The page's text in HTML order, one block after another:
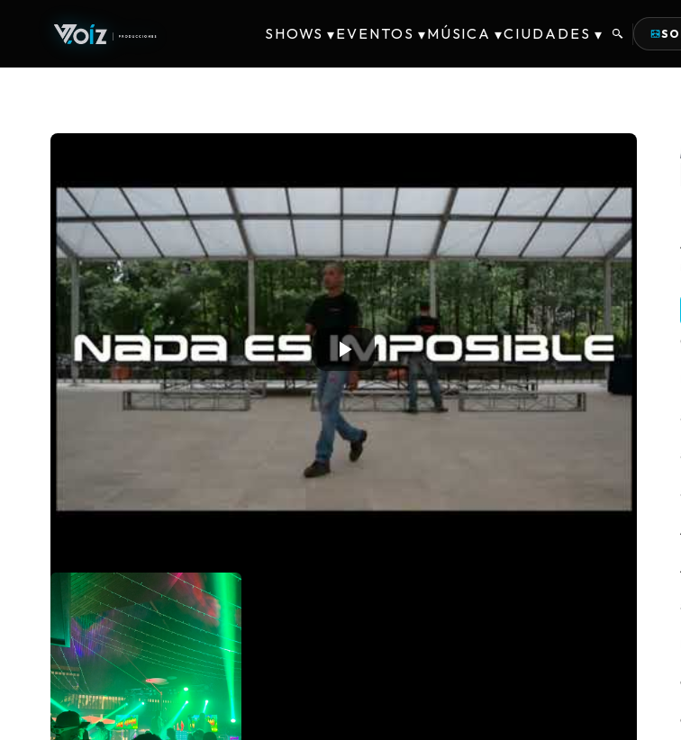
SHOWS ▾EVENTOS ▾MÚSICA ▾CIUDADES ▾